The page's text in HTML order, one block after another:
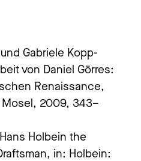
Gabriele Kopp-
von Daniel Görres:
Renaissance,
2009, 343–
Holbein the
in: Holbein: